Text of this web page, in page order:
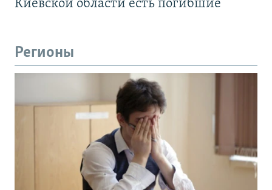
Киевской области есть погибшие
Регионы